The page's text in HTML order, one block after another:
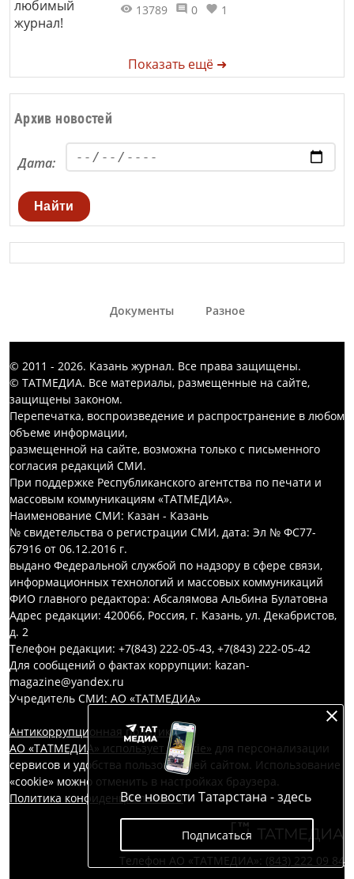
13789
0 1
Показать ещё ➜
Архив новостей
Дата:
Найти
Все новости Татарстана - здесь
Подписаться
Документы Разное
© 2011 - 2026. Казань журнал. Все права защищены.
© ТАТМЕДИА. Все материалы, размещенные на сайте,
защищены законом.
Перепечатка, воспроизведение и распространение в любом
объеме информации,
размещенной на сайте, возможна только с письменного
согласия редакций СМИ.
При поддержке Республиканского агентства по печати и
массовым коммуникациям «ТАТМЕДИА».
Наименование СМИ: Казан - Казань
№ свидетельства о регистрации СМИ, дата: Эл № ФС77-
67916 от 06.12.2016 г.
выдано Федеральной службой по надзору в сфере связи,
информационных технологий и массовых коммуникаций
ФИО главного редактора: Абсалямова Альбина Булатовна
Адрес редакции: 420066, Россия, г. Казань, ул. Декабристов,
д. 2
Телефон редакции: +7(843) 222-05-43, +7(843) 222-05-42
Для сообщений о фактах коррупции: kazan-
magazine@yandex.ru
Учредитель СМИ: АО «ТАТМЕДИА»
Антикоррупционная политика
АО «ТАТМЕДИА» использует «cookie» для персонализации
сервисов и удобства пользователей сайтом. Использование
«cookie» можно отменить в настройках браузера.
Политика конфиденциальности
Телефон АО «ТАТМЕДИА»: (843) 222 09 84